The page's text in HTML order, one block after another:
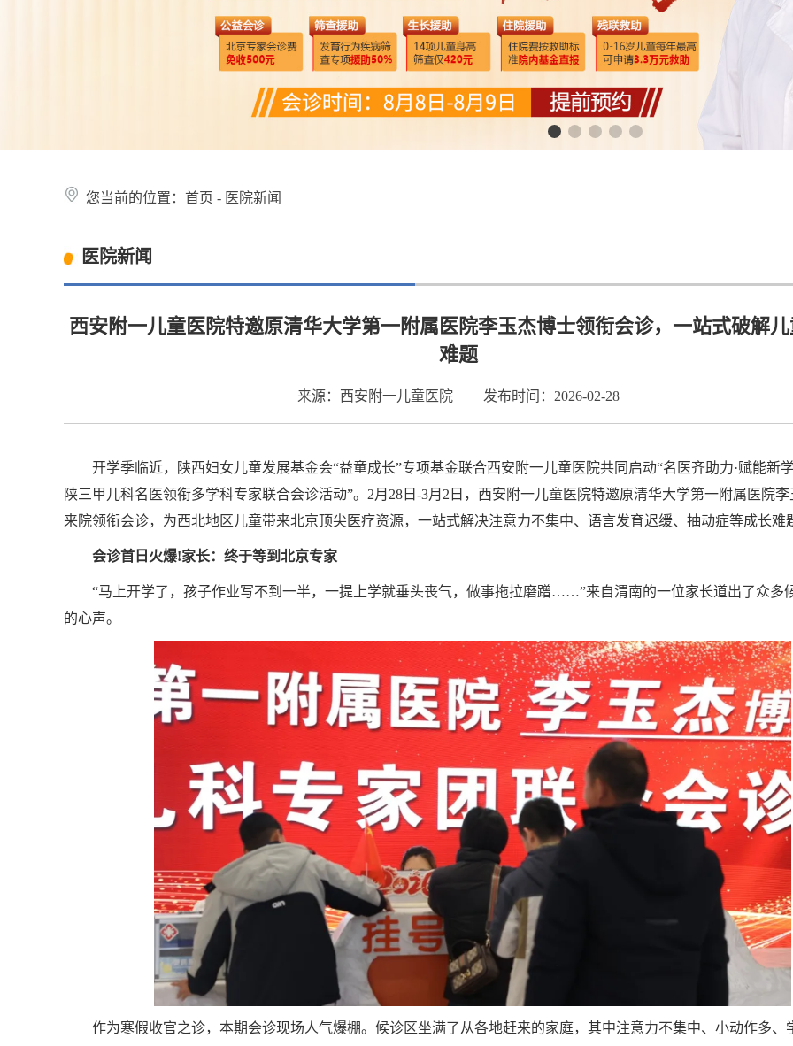
您当前的位置： 首页 - 医院新闻
医院新闻
西安附一儿童医院特邀原清华大学第一附属医院李玉杰博士领衔会诊，一站式破解
难题
来源：西安附一儿童医院 发布时间：2026-02-28
开学季临近，陕西妇女儿童发展基金会“益童成长”专项基金联合西安附一儿童医院共同启动“名医齐助力·赋能
陕三甲儿科名医领衔多学科专家联合会诊活动”。2月28日-3月2日，西安附一儿童医院特邀原清华大学第一附属医院
来院领衔会诊，为西北地区儿童带来北京顶尖医疗资源，一站式解决注意力不集中、语言发育迟缓、抽动症等成长难
会诊首日火爆!家长：终于等到北京专家
“马上开学了，孩子作业写不到一半，一提上学就垂头丧气，做事拖拉磨蹭……”来自渭南的一位家长道出了众多
的心声。
作为寒假收官之诊，本期会诊现场人气爆棚。候诊区坐满了从各地赶来的家庭，其中注意力不集中、小动作多、